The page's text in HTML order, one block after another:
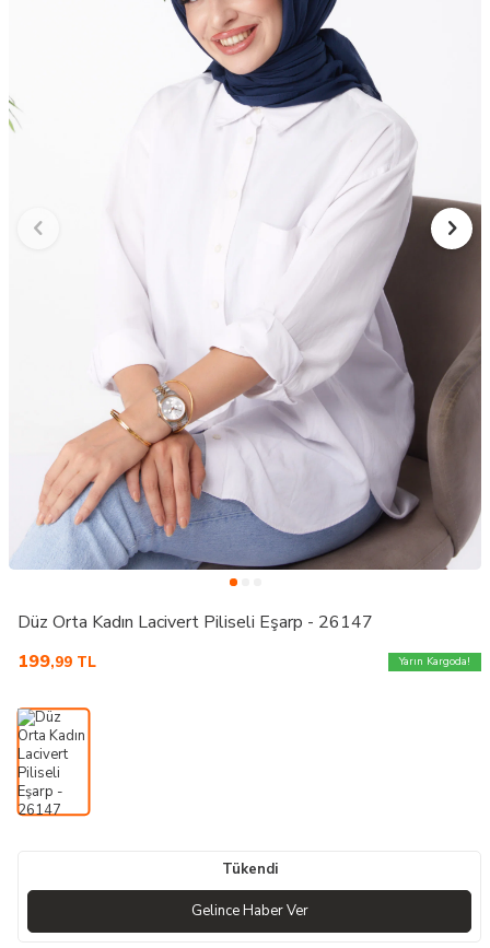
Düz Orta Kadın Lacivert Piliseli Eşarp - 26147
199,99 TL Yarın Kargoda!
Tükendi
Gelince Haber Ver